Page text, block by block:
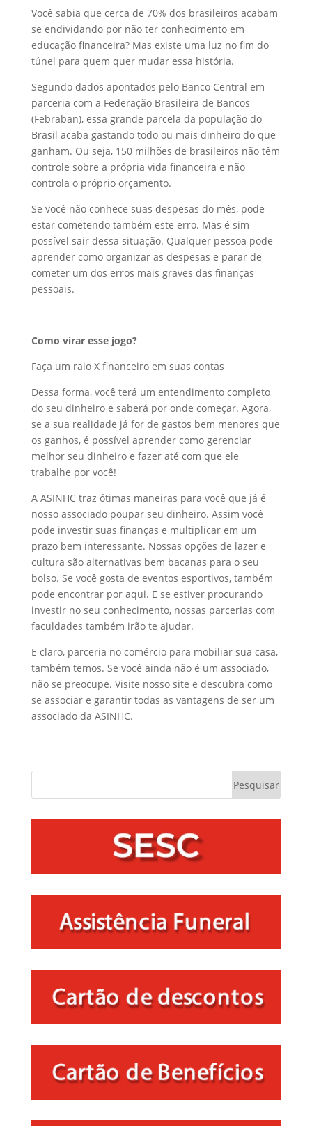
Você sabia que cerca de 70% dos brasileiros acabam
se endividando por não ter conhecimento em
educação financeira? Mas existe uma luz no fim do
túnel para quem quer mudar essa história.
Segundo dados apontados pelo Banco Central em
parceria com a Federação Brasileira de Bancos
(Febraban), essa grande parcela da população do
Brasil acaba gastando todo ou mais dinheiro do que
ganham. Ou seja, 150 milhões de brasileiros não têm
controle sobre a própria vida financeira e não
controla o próprio orçamento.
Se você não conhece suas despesas do mês, pode
estar cometendo também este erro. Mas é sim
possível sair dessa situação. Qualquer pessoa pode
aprender como organizar as despesas e parar de
cometer um dos erros mais graves das finanças
pessoais.
Como virar esse jogo?
Faça um raio X financeiro em suas contas
Dessa forma, você terá um entendimento completo
do seu dinheiro e saberá por onde começar. Agora,
se a sua realidade já for de gastos bem menores que
os ganhos, é possível aprender como gerenciar
melhor seu dinheiro e fazer até com que ele
trabalhe por você!
A ASINHC traz ótimas maneiras para você que já é
nosso associado poupar seu dinheiro. Assim você
pode investir suas finanças e multiplicar em um
prazo bem interessante. Nossas opções de lazer e
cultura são alternativas bem bacanas para o seu
bolso. Se você gosta de eventos esportivos, também
pode encontrar por aqui. E se estiver procurando
investir no seu conhecimento, nossas parcerias com
faculdades também irão te ajudar.
E claro, parceria no comércio para mobiliar sua casa,
também temos. Se você ainda não é um associado,
não se preocupe. Visite nosso site e descubra como
se associar e garantir todas as vantagens de ser um
associado da ASINHC.